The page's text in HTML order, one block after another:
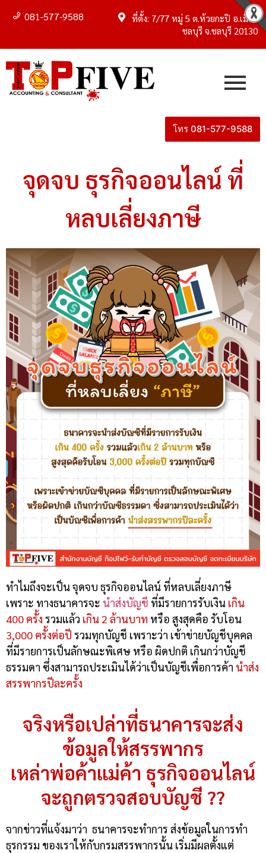
081-577-9588
ที่ตั้ง: 7/77 หมู่ 5 ต.ห้วยกะปิ อ.เมือง
ชลบุรี จ.ชลบุรี 20130
โทร 081-577-9588
จุดจบ ธุรกิจออนไลน์ ที่
หลบเลี่ยงภาษี
ทำไมถึงจะเป็น จุดจบ ธุรกิจออนไลน์ ที่หลบเลี่ยงภาษี
เพราะ ทางธนาคารจะ นำส่งบัญชี ที่มีรายการรับเงิน เกิน
400 ครั้ง รวมแล้ว เกิน 2 ล้านบาท หรือ สูงสุดคือ รับโอน
3,000 ครั้งต่อปี รวมทุกบัญชี เพราะว่า เข้าข่ายบัญชีบุคคล
ที่มีรายการเป็นลักษณะพิเศษ หรือ ผิดปกติ เกินกว่าบัญชี
ธรรมดา ซึ่งสามารถประเมินได้ว่าเป็นบัญชีเพื่อการค้า นำส่ง
สรรพากรปีละครั้ง
จริงหรือเปล่าที่ธนาคารจะส่ง
ข้อมูลให้สรรพากร
เหล่าพ่อค้าแม่ค้า ธุรกิจออนไลน์
จะถูกตรวจสอบบัญชี ??
จากข่าวที่แจ้งมาว่า ธนาคารจะทำการ ส่งข้อมูลในการทำ
ธุรกรรม ของเราให้กับกรมสรรพากรนั้น เริ่มมีผลตั้งแต่